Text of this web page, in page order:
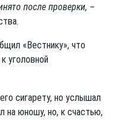
после проверки, –
«Вестнику», что
уголовной
сигарету, но услышал
на юношу, но, к счастью,